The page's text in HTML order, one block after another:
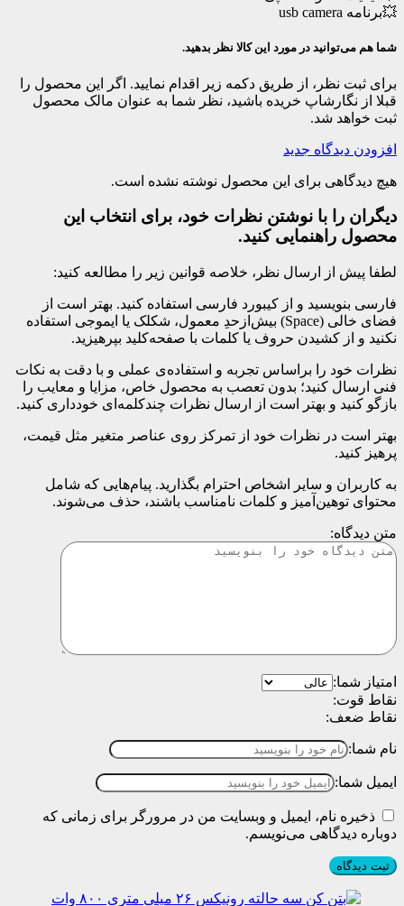
💥برنامه usb camera
شما هم می‌توانید در مورد این کالا نظر بدهید.
برای ثبت نظر، از طریق دکمه زیر اقدام نمایید. اگر این محصول را
قبلا از نگارشاپ خریده باشید، نظر شما به عنوان مالک محصول
ثبت خواهد شد.
افزودن دیدگاه جدید
هیچ دیدگاهی برای این محصول نوشته نشده است.
دیگران را با نوشتن نظرات خود، برای انتخاب این
محصول راهنمایی کنید.
لطفا پیش از ارسال نظر، خلاصه قوانین زیر را مطالعه کنید:
فارسی بنویسید و از کیبورد فارسی استفاده کنید. بهتر است از
فضای خالی (Space) بیش‌از‌حدِ معمول، شکلک یا ایموجی استفاده
نکنید و از کشیدن حروف یا کلمات با صفحه‌کلید بپرهیزید.
نظرات خود را براساس تجربه و استفاده‌ی عملی و با دقت به نکات
فنی ارسال کنید؛ بدون تعصب به محصول خاص، مزایا و معایب را
بازگو کنید و بهتر است از ارسال نظرات چندکلمه‌‌ای خودداری کنید.
بهتر است در نظرات خود از تمرکز روی عناصر متغیر مثل قیمت،
پرهیز کنید.
به کاربران و سایر اشخاص احترام بگذارید. پیام‌هایی که شامل
محتوای توهین‌آمیز و کلمات نامناسب باشند، حذف می‌شوند.
متن دیدگاه:
امتیاز شما:
نقاط قوت:
نقاط ضعف:
نام شما:
ایمیل شما:
ذخیره نام، ایمیل و وبسایت من در مرورگر برای زمانی که
دوباره دیدگاهی می‌نویسم.